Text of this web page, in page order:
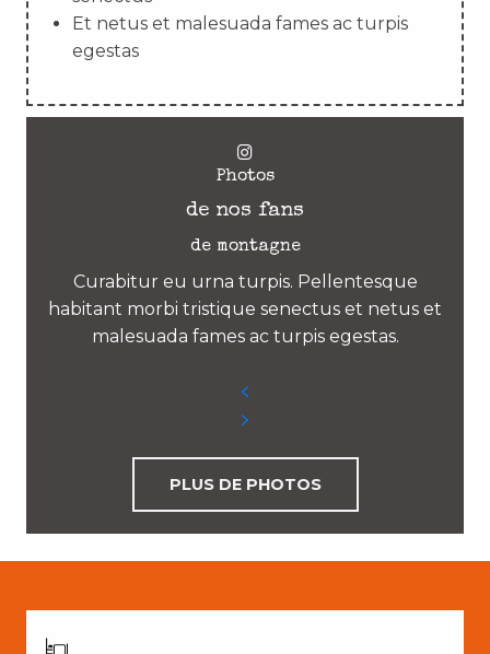
Et netus et malesuada fames ac turpis
egestas
Photos
de nos fans
de montagne
Curabitur eu urna turpis. Pellentesque
habitant morbi tristique senectus et netus et
malesuada fames ac turpis egestas.
PLUS DE PHOTOS